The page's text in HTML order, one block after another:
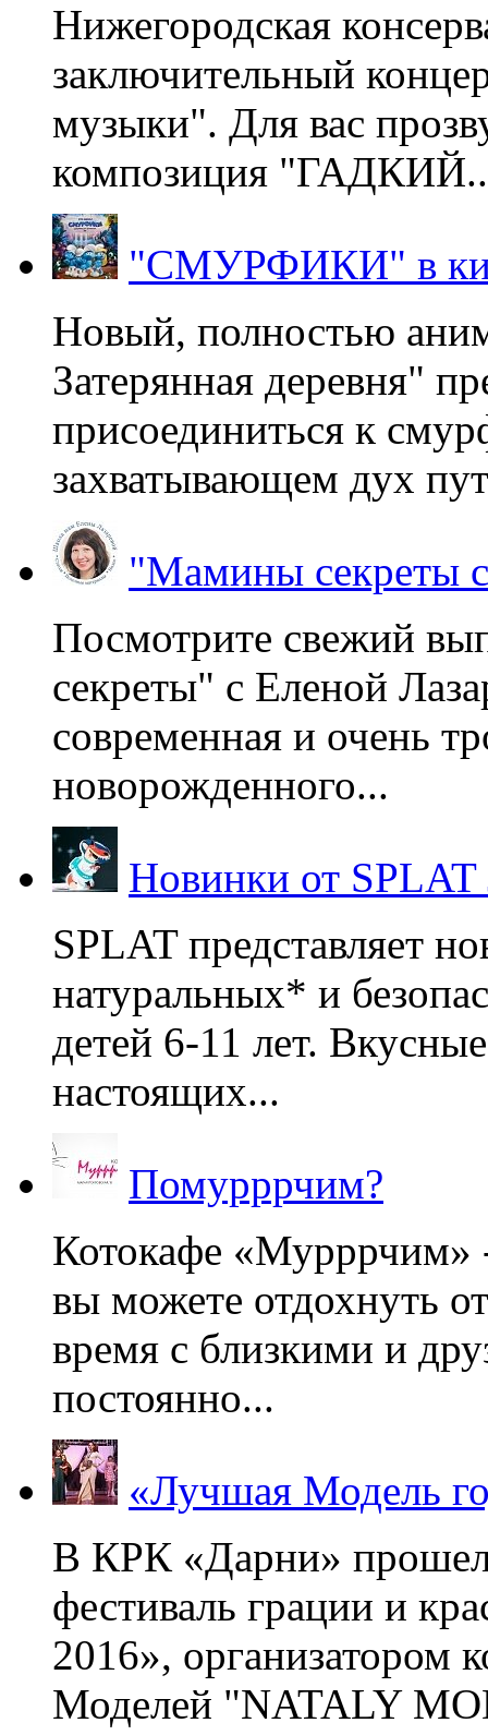
Нижегородская
заключительный
музыки". Для вас
композиция
"СМУРФИКИ" в
Новый, полностью
Затерянная деревня"
присоединиться к
захватывающем дух
"Мамины секреты
Посмотрите свежий
секреты" с Еленой
современная и очень
новорожденного...
Новинки от
SPLAT представляет
натуральных* и
детей 6-11 лет.
настоящих...
Помурррчим?
Котокафе «Мурррчим»
вы можете отдохнуть
время с близкими и
постоянно...
«Лучшая Модель
В КРК «Дарни»
фестиваль грации и
2016», организатором
Моделей "NATALY